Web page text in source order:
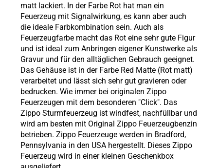
matt lackiert. In der Farbe Rot hat man ein
Feuerzeug mit Signalwirkung, es kann aber auch
die ideale Farbkombination sein. Auch als
Feuerzeugfarbe macht das Rot eine sehr gute Figur
und ist ideal zum Anbringen eigener Kunstwerke als
Gravur und für den alltäglichen Gebrauch geeignet.
Das Gehäuse ist in der Farbe Red Matte (Rot matt)
verarbeitet und lässt sich sehr gut gravieren oder
bedrucken. Wie immer bei originalen Zippo
Feuerzeugen mit dem besonderen "Click". Das
Zippo Sturmfeuerzeug ist windfest, nachfüllbar und
wird am besten mit Original Zippo Feuerzeugbenzin
betrieben. Zippo Feuerzeuge werden in Bradford,
Pennsylvania in den USA hergestellt. Dieses Zippo
Feuerzeug wird in einer kleinen Geschenkbox